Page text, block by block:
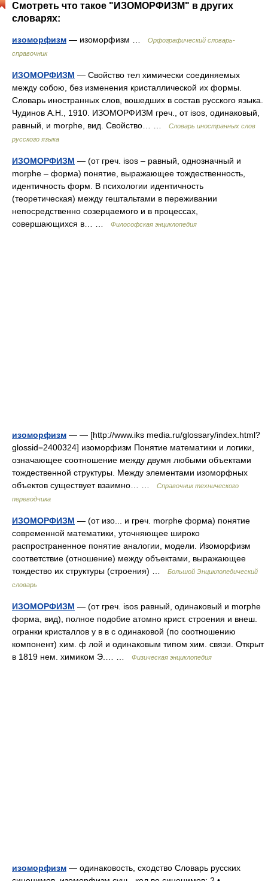
Смотреть что такое "ИЗОМОРФИЗМ" в других
словарях:
изоморфизм — изоморфизм …
Орфографический словарь-
справочник
ИЗОМОРФИЗМ — Свойство тел химически соединяемых
между собою, без изменения кристаллической их формы.
Словарь иностранных слов, вошедших в состав русского языка.
Чудинов А.Н., 1910. ИЗОМОРФИЗМ греч., от isos, одинаковый,
равный, и morphe, вид. Свойство… …
Словарь иностранных слов
русского языка
ИЗОМОРФИЗМ — (от греч. isos – равный, однозначный и
morphe – форма) понятие, выражающее тождественность,
идентичность форм. В психологии идентичность
(теоретическая) между гештальтами в переживании
непосредственно созерцаемого и в процессах,
совершающихся в… …
Философская энциклопедия
изоморфизм — — [http://www.iks media.ru/glossary/index.html?
glossid=2400324] изоморфизм Понятие математики и логики,
означающее соотношение между двумя любыми объектами
тождественной структуры. Между элементами изоморфных
объектов существует взаимно… …
Справочник технического
переводчика
ИЗОМОРФИЗМ — (от изо... и греч. morphe форма) понятие
современной математики, уточняющее широко
распространенное понятие аналогии, модели. Изоморфизм
соответствие (отношение) между объектами, выражающее
тождество их структуры (строения) …
Большой Энциклопедический
словарь
ИЗОМОРФИЗМ — (от греч. isos равный, одинаковый и morphe
форма, вид), полное подобие атомно крист. строения и внеш.
огранки кристаллов у в в с одинаковой (по соотношению
компонент) хим. ф лой и одинаковым типом хим. связи. Открыт
в 1819 нем. химиком Э.… …
Физическая энциклопедия
изоморфизм — одинаковость, сходство Словарь русских